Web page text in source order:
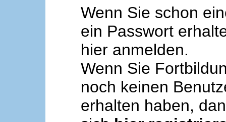
Wenn Sie schon
ein Passwort
hier anmelden.
Wenn Sie
noch keinen
erhalten haben,